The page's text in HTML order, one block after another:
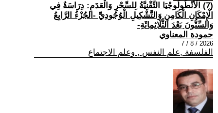
(7) الْأَنْطُولُوجْيَا التِّقْنِيَّةُ لِلسِّحْرِ وَالْعَدَمِ: دِرَاسَةٌ فِي
الْإِمْكَانِ الْكَامِنِ وَالتَّشْكِيلِ الْوُجُودِيِّ -الجُزْءُ الرَّابِعُ
وَالسِّتُّونَ بَعْدَ الثَّلَاثِمِائَةِ-
حمودة المعناوي
2026 / 8 / 7
الفلسفة ,علم النفس , وعلم الاجتماع